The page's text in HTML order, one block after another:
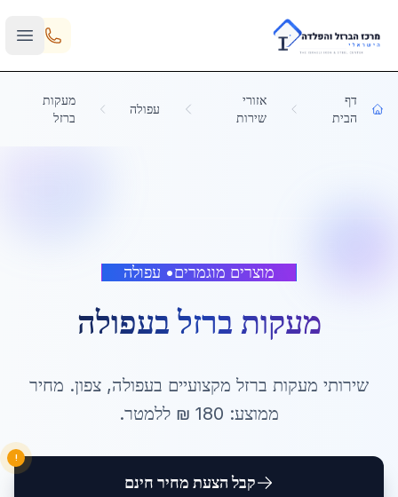
Skip to main content
דף
הבית
אזורי
שירות
עפולה
מעקות
ברזל
מוצרים מוגמרים• עפולה
מעקות ברזלבעפולה
שירותי מעקות ברזל מקצועיים בעפולה, צפון. מחיר
ממוצע: 180 ₪ ללמטר.
קבל הצעת מחיר חינם
!